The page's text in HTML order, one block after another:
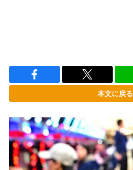
本文に戻る